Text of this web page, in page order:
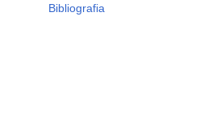
Bibliografia